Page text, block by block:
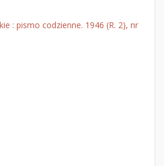
: pismo codzienne. 1946 (R. 2), nr